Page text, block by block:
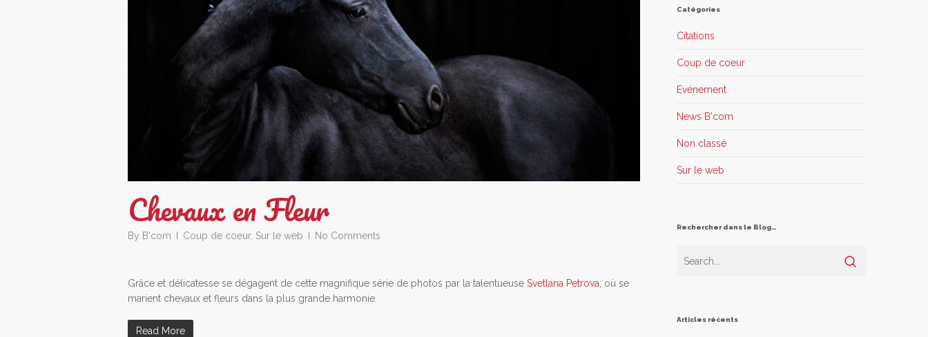
Chevaux en Fleur
By B'com Coup de coeur, Sur le web No Comments
Grâce et délicatesse se dégagent de cette magnifique série de photos par la talentueuse Svetlana Petrova , où se
marient chevaux et fleurs dans la plus grande harmonie.
Read More
Catégories
Citations
Coup de coeur
Evénement
News B'com
Non classé
Sur le web
Rechercher dans le Blog…
Articles récents